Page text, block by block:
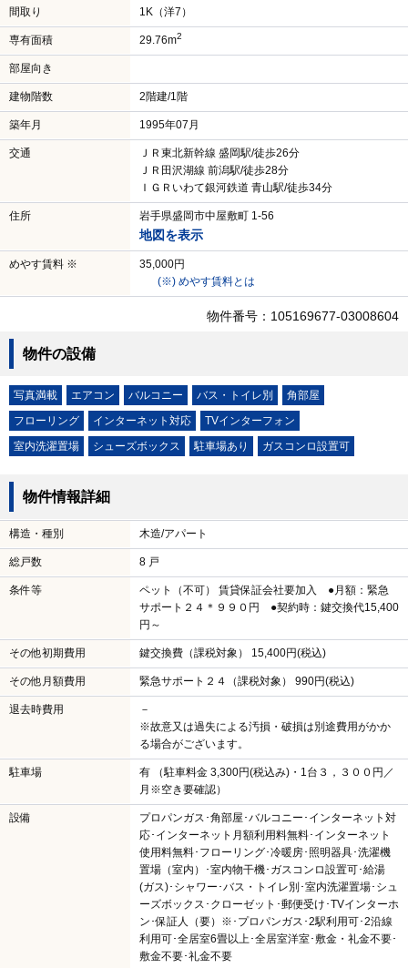
間取り 1K（洋7）
専有面積 29.76m2
部屋向き
建物階数 2階建/1階
築年月 1995年07月
交通
ＪＲ東北新幹線 盛岡駅/徒歩26分
ＪＲ田沢湖線 前潟駅/徒歩28分
ＩＧＲいわて銀河鉄道 青山駅/徒歩34分
住所 岩手県盛岡市中屋敷町 1-56
地図を表示
めやす賃料 ※
35,000円
(※) めやす賃料とは
物件番号：105169677-03008604
物件の設備
写真満載 エアコン バルコニー バス・トイレ別
角部屋
フローリング
インターネット対応
TVインターフォン
室内洗濯置場
シューズボックス 駐車場あり ガスコンロ設置可
物件情報詳細
構造・種別 木造/アパート
総戸数 8 戸
条件等
ペット（不可） 賃貸保証会社要加入 ●月額：緊急
サポート２４＊９９０円 ●契約時：鍵交換代15,400
円～
その他初期費用 鍵交換費（課税対象） 15,400円(税込)
その他月額費用 緊急サポート２４（課税対象） 990円(税込)
退去時費用
－
※故意又は過失による汚損・破損は別途費用がかか
る場合がございます。
駐車場
有 （駐車料金 3,300円(税込み)・1台３，３００円／
月※空き要確認）
設備
プロパンガス･角部屋･バルコニー･インターネット対
応･インターネット月額利用料無料･インターネット
使用料無料･フローリング･冷暖房･照明器具･洗濯機
置場（室内）･室内物干機･ガスコンロ設置可･給湯
(ガス)･シャワー･バス・トイレ別･室内洗濯置場･シュ
ーズボックス･クローゼット･郵便受け･TVインターホ
ン･保証人（要）※･プロパンガス･2駅利用可･2沿線
利用可･全居室6畳以上･全居室洋室･敷金・礼金不要･
敷金不要･礼金不要